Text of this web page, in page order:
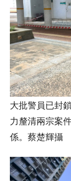
大批警員已封
力釐清兩宗案
係。蔡楚輝攝